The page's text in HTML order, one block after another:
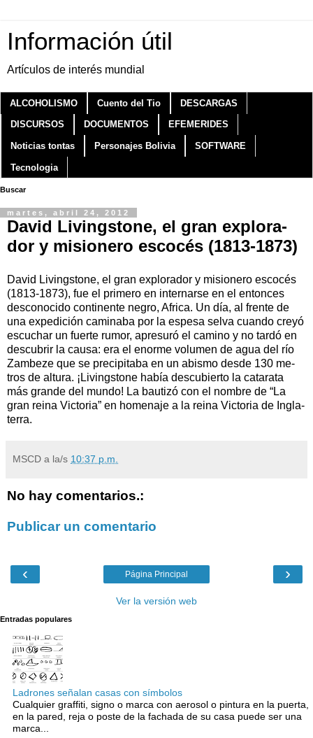
Información útil
Artículos de interés mundial
ALCOHOLISMO Cuento del Tio DESCARGAS
DISCURSOS DOCUMENTOS EFEMERIDES
Noticias tontas Personajes Bolivia SOFTWARE
Tecnologia
Buscar
martes, abril 24, 2012
Da­vid Li­vings­to­ne, el gran ex­plo­ra­
dor y mi­sio­ne­ro es­co­cés (1813-1873)
Da­vid Li­vings­to­ne, el gran ex­plo­ra­dor y mi­sio­ne­ro es­co­cés
(1813-1873), fue el pri­me­ro en in­ter­nar­se en el en­ton­ces
des­co­no­ci­do con­ti­nen­te ne­gro, Afri­ca. Un día, al fren­te de
una ex­pe­di­ción ca­mi­na­ba por la es­pe­sa sel­va cuan­do cre­yó
es­cu­char un fuer­te ru­mor, apre­su­ró el ca­mi­no y no tar­dó en
des­cu­brir la cau­sa: era el enor­me vo­lu­men de agua del río
Zam­be­ze que se pre­ci­pi­ta­ba en un abis­mo des­de 130 me­
tros de al­tu­ra. ¡Li­vings­to­ne ha­bía des­cu­bier­to la ca­ta­ra­ta
más gran­de del mun­do! La bau­ti­zó con el nom­bre de “La
gran rei­na Vic­to­ria” en ho­me­na­je a la rei­na Vic­to­ria de In­gla­
te­rra.
MSCD a la/s 10:37 p.m.
No hay comentarios.:
Publicar un comentario
‹ ›
Página Principal
Ver la versión web
Entradas populares
Ladrones señalan casas con símbolos
Cualquier graffiti, signo o marca con aerosol o pintura en la puerta,
en la pared, reja o poste de la fachada de su casa puede ser una
marca...